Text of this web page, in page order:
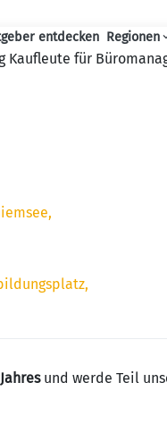
Haupt-Navigation
entdecken Regionen
Kaufleute für
und werde Teil